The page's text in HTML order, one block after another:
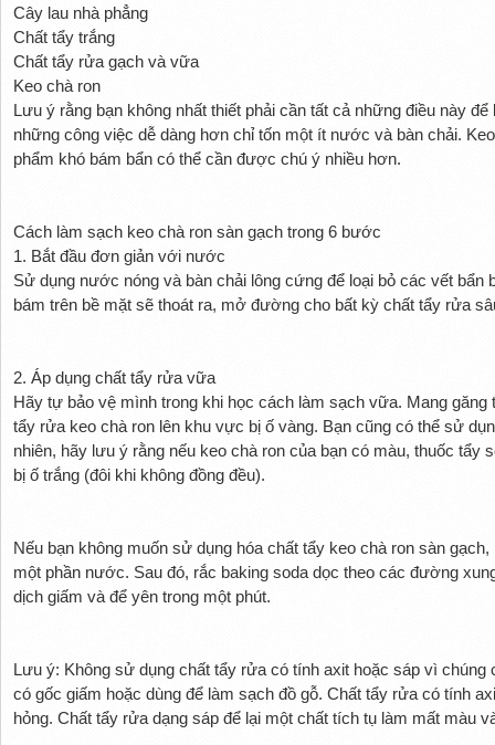
Cây lau nhà phẳng
Chất tẩy trắng
Chất tẩy rửa gạch và vữa
Keo chà ron
Lưu ý rằng bạn không nhất thiết phải cần tất cả những điều này
những công việc dễ dàng hơn chỉ tốn một ít nước và bàn chải.
phẩm khó bám bẩn có thể cần được chú ý nhiều hơn.
Cách làm sạch keo chà ron sàn gạch trong 6 bước
1. Bắt đầu đơn giản với nước
Sử dụng nước nóng và bàn chải lông cứng để loại bỏ các vết bẩn
bám trên bề mặt sẽ thoát ra, mở đường cho bất kỳ chất tẩy rửa
2. Áp dụng chất tẩy rửa vữa
Hãy tự bảo vệ mình trong khi học cách làm sạch vữa. Mang
tẩy rửa keo chà ron lên khu vực bị ố vàng. Bạn cũng có thể sử
nhiên, hãy lưu ý rằng nếu keo chà ron của bạn có màu, thuốc tẩy
bị ố trắng (đôi khi không đồng đều).
Nếu bạn không muốn sử dụng hóa chất tẩy keo chà ron sàn
một phần nước. Sau đó, rắc baking soda dọc theo các đường
dịch giấm và để yên trong một phút.
Lưu ý: Không sử dụng chất tẩy rửa có tính axit hoặc sáp vì
có gốc giấm hoặc dùng để làm sạch đồ gỗ. Chất tẩy rửa có tính
hỏng. Chất tẩy rửa dạng sáp để lại một chất tích tụ làm mất màu